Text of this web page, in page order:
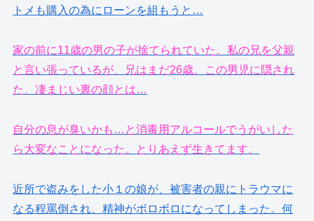
トメも購入の為にローンを組もうと…
家の前に11歳の男の子が捨てられていた。私の兄を父親
と言い張っているが、兄はまだ26歳。この男児に隠され
た、凄まじい裏の顔とは…
自分の息が臭いかも…と消毒用アルコールでうがいした
ら大変なことになった。とりあえず生きてます。
近所で盗みをした小１の娘が、被害者の親にトラウマに
なる程罵倒され、精神がボロボロになってしまった。何